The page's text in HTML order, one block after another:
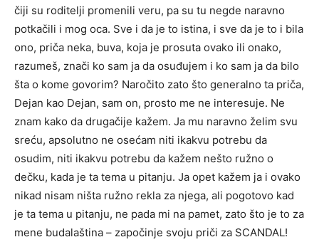
čiji su roditelji promenili veru, pa su tu negde naravno
potkačili i mog oca. Sve i da je to istina, i sve da je to i bila
ono, priča neka, buva, koja je prosuta ovako ili onako,
razumeš, znači ko sam ja da osuđujem i ko sam ja da bilo
šta o kome govorim? Naročito zato što generalno ta priča,
Dejan kao Dejan, sam on, prosto me ne interesuje. Ne
znam kako da drugačije kažem. Ja mu naravno želim svu
sreću, apsolutno ne osećam niti ikakvu potrebu da
osudim, niti ikakvu potrebu da kažem nešto ružno o
dečku, kada je ta tema u pitanju. Ja opet kažem ja i ovako
nikad nisam ništa ružno rekla za njega, ali pogotovo kad
je ta tema u pitanju, ne pada mi na pamet, zato što je to za
mene budalaština – započinje svoju priči za SCANDAL!